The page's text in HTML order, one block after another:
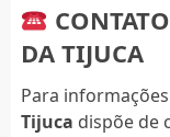
DA TIJUCA
Para
Tijuca dispõe de